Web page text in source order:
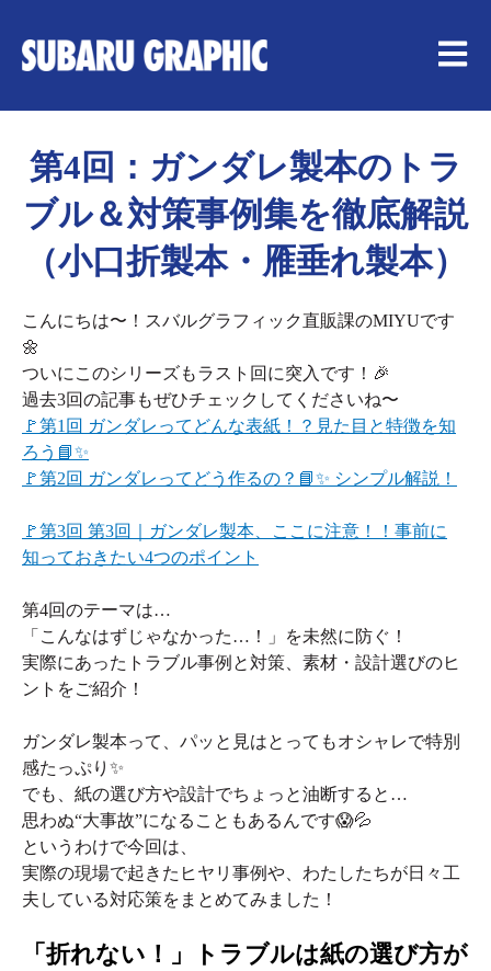
メイ
第4回：ガンダレ製本のトラ
ブル＆対策事例集を徹底解説
（小口折製本・雁垂れ製本）
こんにちは〜！スバルグラフィック直販課のMIYUです
🌼
ついにこのシリーズもラスト回に突入です！🎉
過去3回の記事もぜひチェックしてくださいね〜
🚩第1回 ガンダレってどんな表紙！？見た目と特徴を知
ろう📘✨
🚩第2回 ガンダレってどう作るの？📘✨ シンプル解説！
🚩第3回 第3回｜ガンダレ製本、ここに注意！！事前に
知っておきたい4つのポイント
第4回のテーマは…
「こんなはずじゃなかった…！」を未然に防ぐ！
実際にあったトラブル事例と対策、素材・設計選びのヒ
ントをご紹介！
ガンダレ製本って、パッと見はとってもオシャレで特別
感たっぷり✨
でも、紙の選び方や設計でちょっと油断すると…
思わぬ“大事故”になることもあるんです😱💦
というわけで今回は、
実際の現場で起きたヒヤリ事例や、わたしたちが日々工
夫している対応策をまとめてみました！
「折れない！」トラブルは紙の選び方が